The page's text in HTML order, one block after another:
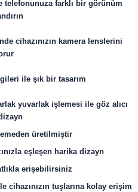
farklı bir görünüm
cihazınızın kamera lenslerini
ile şık bir tasarım
yuvarlak işlemesi ile göz alıcı
üretilmiştir
eşleşen harika dizayn
erişebilirsiniz
cihazınızın tuşlarına kolay erişim